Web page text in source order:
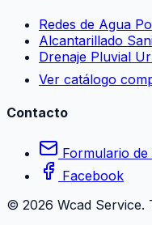
Redes de Agua
Alcantarillado
Drenaje Pluvial
Ver catálogo
Contacto
Formulario
Facebook
© 2026 Wcad Service.